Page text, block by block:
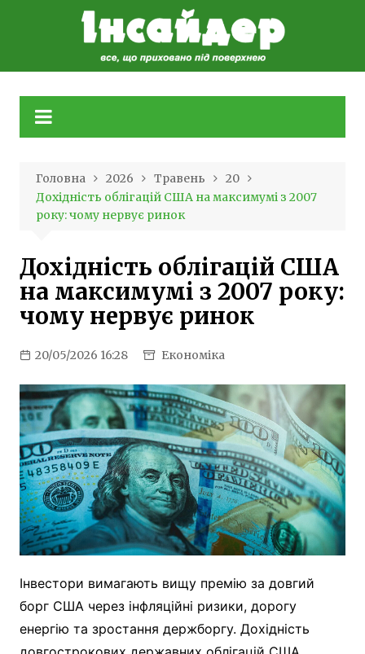
Головна 2026 Травень
20
Дохідність облігацій США на максимумі з 2007
року: чому нервує ринок
Дохідність облігацій США
на максимумі з 2007 року:
чому нервує ринок
20/05/2026 16:28 Економіка
Інвестори вимагають вищу премію за довгий
борг США через інфляційні ризики, дорогу
енергію та зростання держборгу. Дохідність